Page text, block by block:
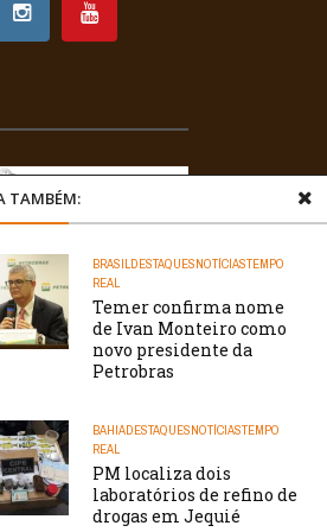
TAMBÉM:
BRASILDESTAQUESNOTÍCIASTEMPO
REAL
Temer confirma nome
de Ivan Monteiro como
novo presidente da
Petrobras
BAHIADESTAQUESNOTÍCIASTEMPO
REAL
PM localiza dois
laboratórios de refino de
drogas em Jequié